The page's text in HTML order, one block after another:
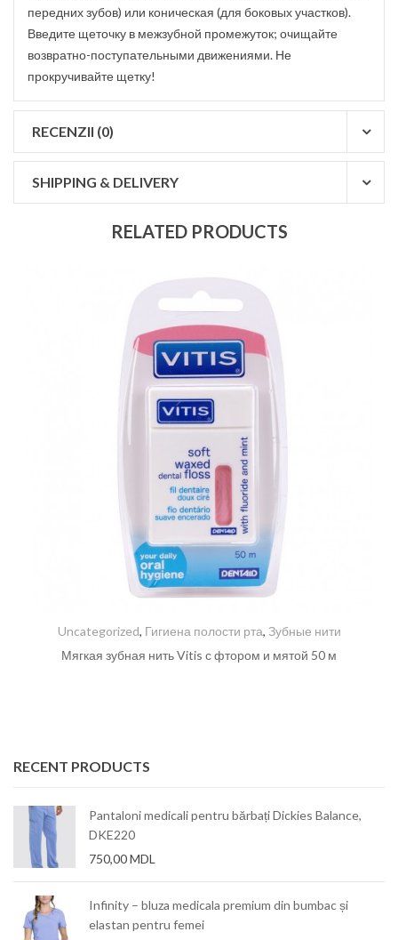
передних зубов) или коническая (для боковых участков).
Введите щеточку в межзубной промежуток; очищайте
возвратно-поступательными движениями. Не
прокручивайте щетку!
RECENZII (0)
SHIPPING & DELIVERY
RELATED PRODUCTS
Uncategorized, Гигиена полости рта, Зубные нити
Мягкая зубная нить Vitis с фтором и мятой 50 м
RECENT PRODUCTS
Pantaloni medicali pentru bărbați Dickies Balance,
DKE220
750,00MDL
Infinity – bluza medicala premium din bumbac și
elastan pentru femei